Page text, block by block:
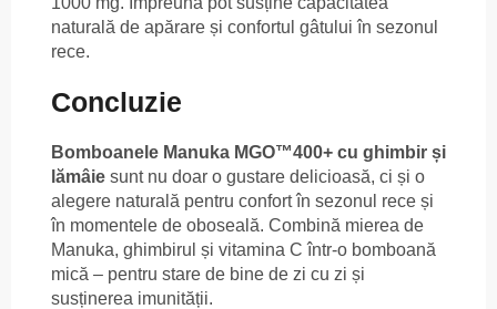
naturală de apărare și confortul gâtului în sezonul
rece.
Concluzie
Bomboanele Manuka MGO™400+ cu ghimbir și
lămâie sunt nu doar o gustare delicioasă, ci și o
alegere naturală pentru confort în sezonul rece și
în momentele de oboseală. Combină mierea de
Manuka, ghimbirul și vitamina C într-o bomboană
mică – pentru stare de bine de zi cu zi și
susținerea imunității.